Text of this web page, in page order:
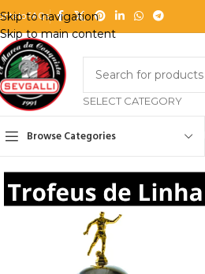
Skip to navigation
Skip to main content
FAQs
SELECT CATEGORY
Browse Categories